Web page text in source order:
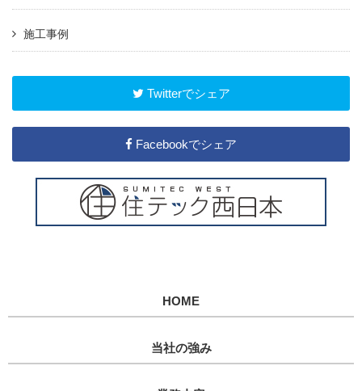
施工事例
Twitterでシェア
Facebookでシェア
HOME
当社の強み